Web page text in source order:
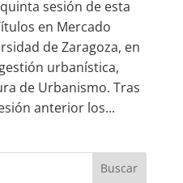
sesión de esta
en Mercado
de Zaragoza, en
urbanística,
de Urbanismo. Tras
anterior los...